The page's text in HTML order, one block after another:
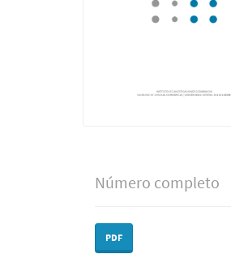
Número completo
PDF